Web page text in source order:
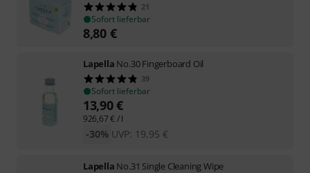
21
Sofort lieferbar
8,80 €
Lapella No.30 Fingerboard Oil
39
Sofort lieferbar
13,90€
926,67€ / l
UVP: 19,95 €
-30%
Lapella No.31 Single Cleaning Wipe